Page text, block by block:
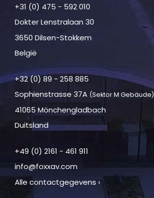
+31 (0) 475 - 592 010
Dokter Lenstralaan 30
3650 Dilsen-Stokkem
België
+32 (0) 89 - 258 885
Sophienstrasse 37A (Sektor M Gebäude)
41065 Mönchengladbach
Duitsland
+49 (0) 2161 - 461 911
info@foxxav.com
Alle contactgegevens ›